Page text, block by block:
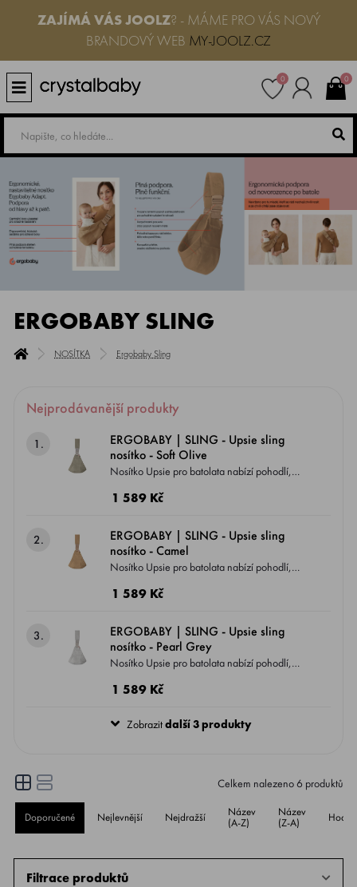
ZAJÍMÁ VÁS JOOLZ? - MÁME PRO VÁS NOVÝ
BRANDOVÝ WEB MY-JOOLZ.CZ
0 0
ERGOBABY SLING
NOSÍTKA Ergobaby Sling
Nejprodávanější produkty
1.
ERGOBABY | SLING - Upsie sling
nosítko - Soft Olive
Nosítko Upsie pro batolata nabízí pohodlí,
blízkost a praktičnost pro rodiče i děti.
měsíců do 4 let (7.7-20.4 kg)
1 589 Kč
2.
ERGOBABY | SLING - Upsie sling
nosítko - Camel
Nosítko Upsie pro batolata nabízí pohodlí,
blízkost a praktičnost pro rodiče i děti.
měsíců do 4 let (7.7-20.4 kg)
1 589 Kč
3.
ERGOBABY | SLING - Upsie sling
nosítko - Pearl Grey
Nosítko Upsie pro batolata nabízí pohodlí,
blízkost a praktičnost pro rodiče i děti.
při jakémkoli dobrodružství. Pro děti od 6
1 589 Kč
Zobrazitdalší 3 produkty
Celkem nalezeno6 produktů
Doporučené Nejlevnější Nejdražší
Název
(A-Z)
Název
(Z-A)
Filtrace produktů